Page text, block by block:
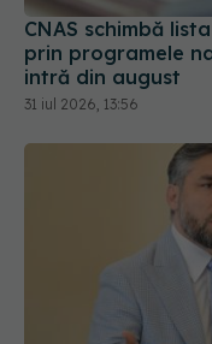
CNAS schimbă
prin programele
intră din august
31 iul 2026, 13:56